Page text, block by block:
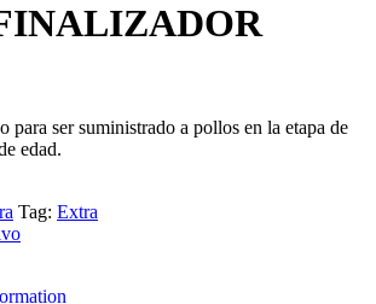
para ser suministrado a pollos en la etapa de
edad.
Tag: Extra